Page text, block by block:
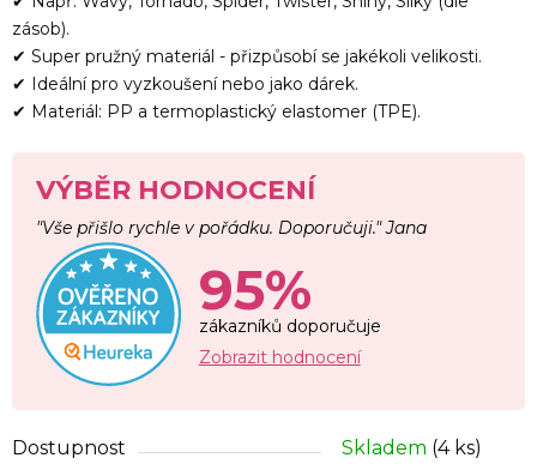
zásob).
✔ Super pružný materiál - přizpůsobí se jakékoli velikosti.
✔ Ideální pro vyzkoušení nebo jako dárek.
✔ Materiál: PP a termoplastický elastomer (TPE).
VÝBĚR HODNOCENÍ
"Vše přišlo rychle v pořádku. Doporučuji." Jana
95%
zákazníků doporučuje
Zobrazit hodnocení
Dostupnost Skladem (4 ks)